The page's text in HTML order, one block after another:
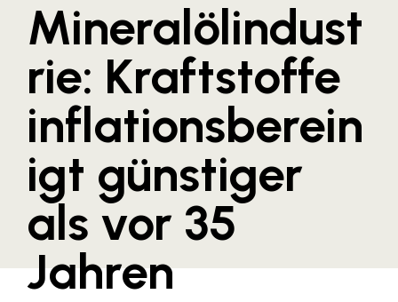
Meldungen
AKTUELLES
ACO
ALEX Krems
Amazon Web Services
Artweger
AustroCel Hallein
Blaguss
Mineralölindust
rie: Kraftstoffe
inflationsberein
igt günstiger
als vor 35
Jahren